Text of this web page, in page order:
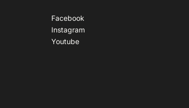
Facebook
Instagram
Youtube